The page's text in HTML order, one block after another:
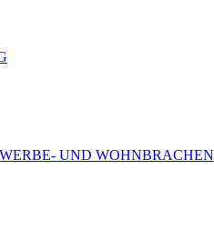
UND WOHNBRACHEN